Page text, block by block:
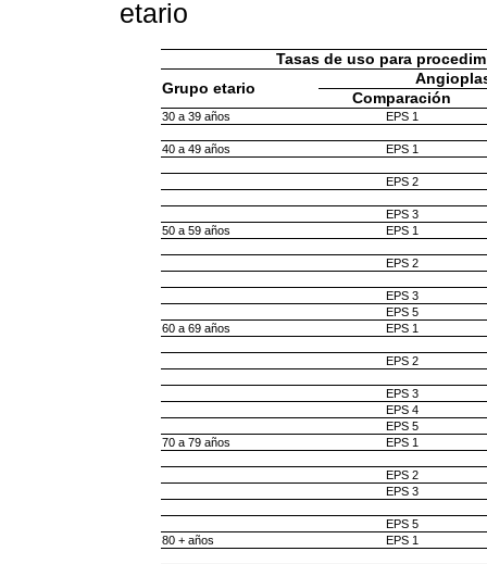
etario
Tasas de uso para
Grupo etario
Comparación
30 a 39 años EPS 1
40 a 49 años EPS 1
EPS 2
EPS 3
50 a 59 años
EPS 1
EPS 2
EPS 3
EPS 5
60 a 69 años
EPS 1
EPS 2
EPS 3
EPS 4
EPS 5
70 a 79 años
EPS 1
EPS 2
EPS 3
EPS 5
80 + años
EPS 1